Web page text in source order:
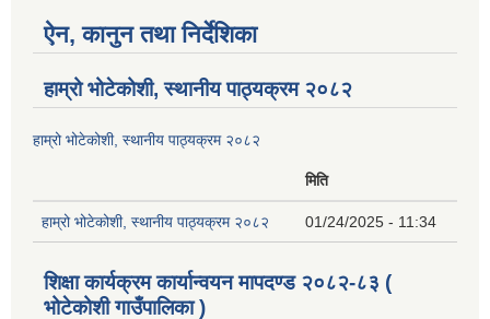
ऐन, कानुन तथा निर्देशिका
हाम्रो भोटेकोशी, स्थानीय पाठ्यक्रम २०८२
हाम्रो भोटेकोशी, स्थानीय पाठ्यक्रम २०८२
मिति
हाम्रो भोटेकोशी, स्थानीय पाठ्यक्रम २०८२ 01/24/2025 - 11:34
शिक्षा कार्यक्रम कार्यान्वयन मापदण्ड २०८२-८३ (
भोटेकोशी गाउँपालिका )